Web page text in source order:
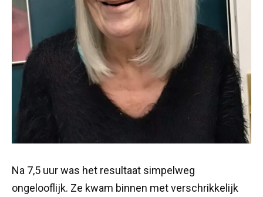
Na 7,5 uur was het resultaat simpelweg
ongelooflijk. Ze kwam binnen met verschrikkelijk